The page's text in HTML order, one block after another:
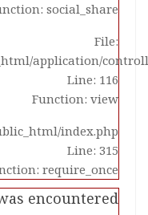
social_share
File:
application/
Line: 116
Function: view
index.php
Line: 315
require_once
encountered